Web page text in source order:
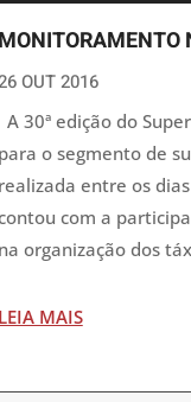
MONITORAMENTO
OUT 2016
A 30ª edição do
para o segmento de
realizada entre os
com a
na organização dos
LEIA MAIS